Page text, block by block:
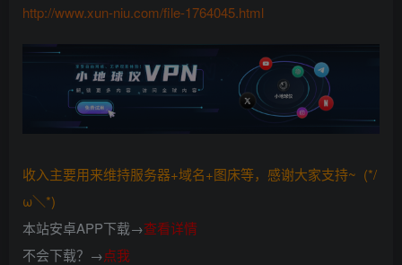
http://www.xun-niu.com/file-1764045.html
收入主要用来维持服务器+域名+图床等，感谢大家支持~ (*/
ω＼*)
本站安卓APP下载→查看详情
不会下载？→点我